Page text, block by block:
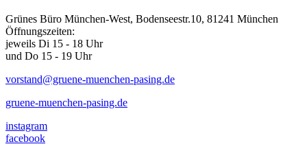
Grünes Büro München-West, Bodenseestr.10, 81241 München
Öffnungszeiten:
jeweils Di 15 - 18 Uhr
und Do 15 - 19 Uhr
vorstand@gruene-muenchen-pasing.de
gruene-muenchen-pasing.de
instagram
facebook